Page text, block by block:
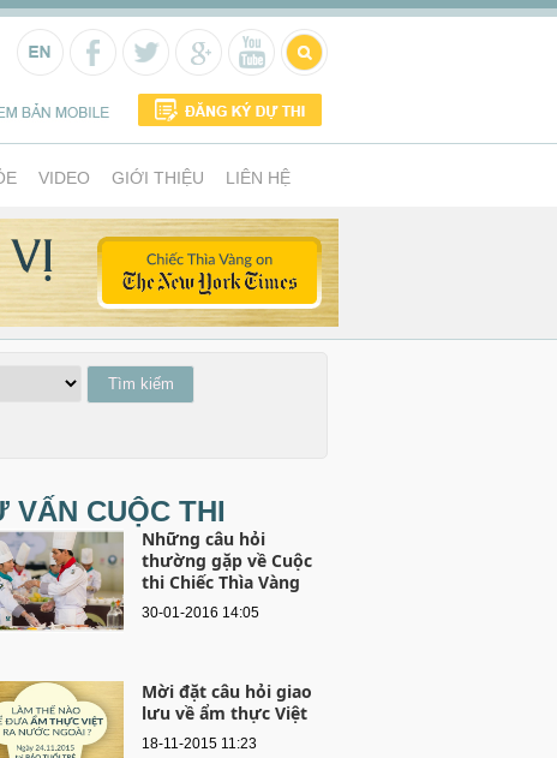
VIDEO GIỚI THIỆU LIÊN HỆ
VẤN CUỘC THI
Những câu hỏi
thường gặp về Cuộc
thi Chiếc Thìa Vàng
30-01-2016 14:05
Mời đặt câu hỏi giao
lưu về ẩm thực Việt
18-11-2015 11:23